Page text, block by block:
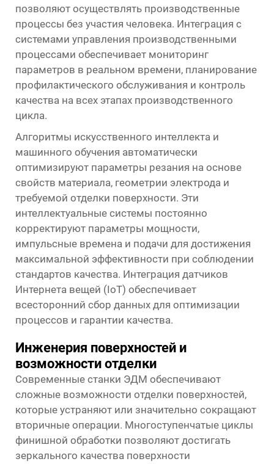
позволяют осуществлять производственные
процессы без участия человека. Интеграция с
системами управления производственными
процессами обеспечивает мониторинг
параметров в реальном времени, планирование
профилактического обслуживания и контроль
качества на всех этапах производственного
цикла.
Алгоритмы искусственного интеллекта и
машинного обучения автоматически
оптимизируют параметры резания на основе
свойств материала, геометрии электрода и
требуемой отделки поверхности. Эти
интеллектуальные системы постоянно
корректируют параметры мощности,
импульсные времена и подачи для достижения
максимальной эффективности при соблюдении
стандартов качества. Интеграция датчиков
Интернета вещей (IoT) обеспечивает
всесторонний сбор данных для оптимизации
процессов и гарантии качества.
Инженерия поверхностей и
возможности отделки
Современные станки ЭДМ обеспечивают
сложные возможности отделки поверхностей,
которые устраняют или значительно сокращают
вторичные операции. Многоступенчатые циклы
финишной обработки позволяют достигать
зеркального качества поверхности